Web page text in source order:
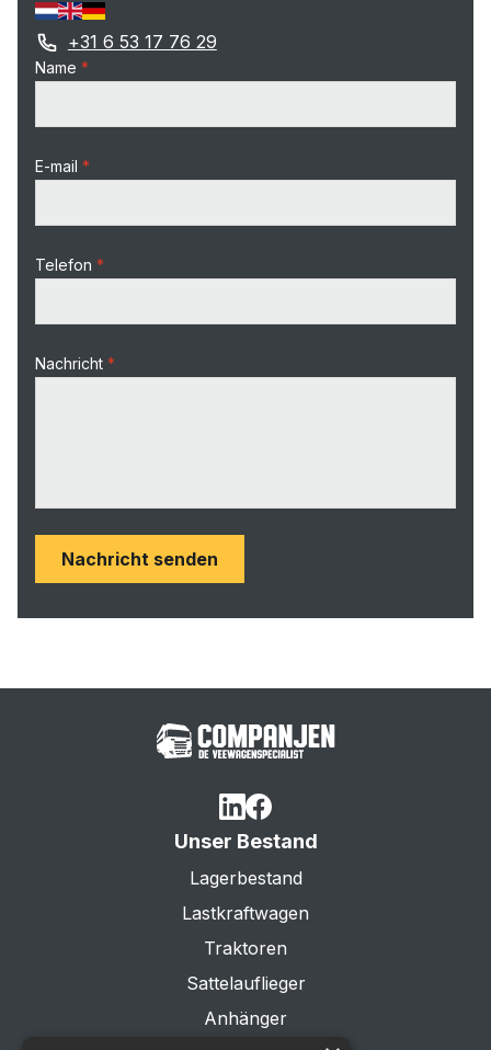
+31 6 53 17 76 29
Name
E-mail
Telefon
Nachricht
Nachricht senden
Unser Bestand
Lagerbestand
Lastkraftwagen
Traktoren
Sattelauflieger
Anhänger